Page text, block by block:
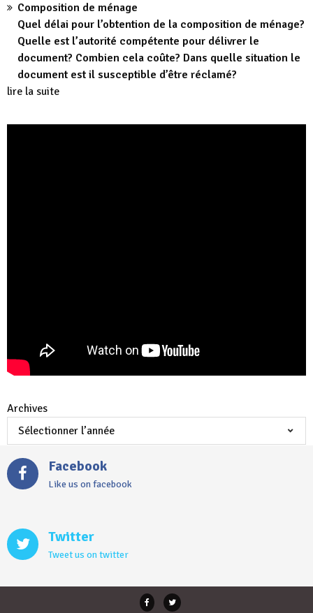
Composition de ménage
Quel délai pour l’obtention de la composition de ménage?
Quelle est l’autorité compétente pour délivrer le
document? Combien cela coûte? Dans quelle situation le
document est il susceptible d’être réclamé?
lire la suite
Archives
Facebook
Like us on facebook
Twitter
Tweet us on twitter